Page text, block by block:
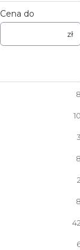
Cena do
zł
8
10
3
8
2
8
42